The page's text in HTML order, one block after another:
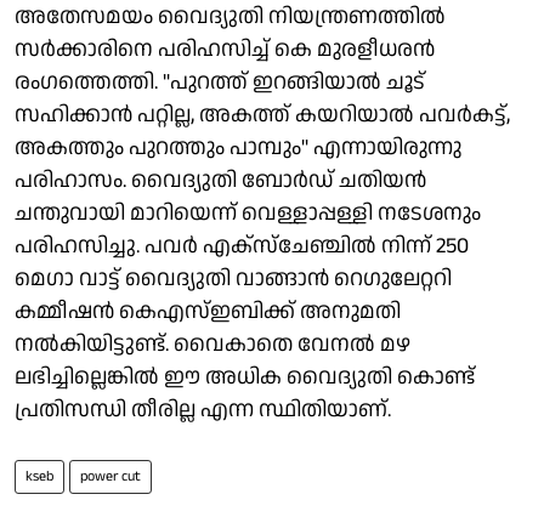
അതേസമയം വൈദ്യുതി നിയന്ത്രണത്തിൽ
സർക്കാരിനെ പരിഹസിച്ച് കെ മുരളീധരൻ
രംഗത്തെത്തി. "പുറത്ത് ഇറങ്ങിയാൽ ചൂട്
സഹിക്കാൻ പറ്റില്ല, അകത്ത് കയറിയാൽ പവർകട്ട്,
അകത്തും പുറത്തും പാമ്പും" എന്നായിരുന്നു
പരിഹാസം. വൈദ്യുതി ബോർഡ് ചതിയൻ
ചന്തുവായി മാറിയെന്ന് വെള്ളാപ്പള്ളി നടേശനും
പരിഹസിച്ചു. പവർ എക്സ്ചേഞ്ചിൽ നിന്ന് 250
മെഗാ വാട്ട് വൈദ്യുതി വാങ്ങാൻ റെഗുലേറ്ററി
കമ്മീഷൻ കെഎസ്ഇബിക്ക് അനുമതി
നൽകിയിട്ടുണ്ട്. വൈകാതെ വേനൽ മഴ
ലഭിച്ചില്ലെങ്കിൽ ഈ അധിക വൈദ്യുതി കൊണ്ട്
പ്രതിസന്ധി തീരില്ല എന്ന സ്ഥിതിയാണ്.
kseb power cut